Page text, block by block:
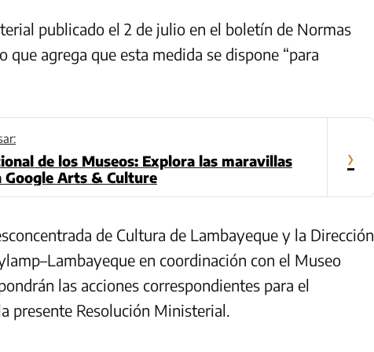
publicado el 2 de julio en el boletín de Normas
que agrega que esta medida se dispone “para
de los Museos: Explora las maravillas
Google Arts & Culture
›
de Cultura de Lambayeque y la Dirección
en coordinación con el Museo
las acciones correspondientes para el
presente Resolución Ministerial.